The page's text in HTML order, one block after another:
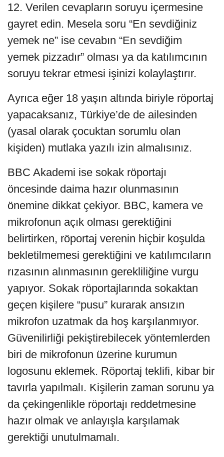
12. Verilen cevapların soruyu içermesine
gayret edin. Mesela soru “En sevdiğiniz
yemek ne” ise cevabın “En sevdiğim
yemek pizzadır” olması ya da katılımcının
soruyu tekrar etmesi işinizi kolaylaştırır.
Ayrıca eğer 18 yaşın altında biriyle röportaj
yapacaksanız, Türkiye’de de ailesinden
(yasal olarak çocuktan sorumlu olan
kişiden) mutlaka yazılı izin almalısınız.
BBC Akademi ise sokak röportajı
öncesinde daima hazır olunmasının
önemine dikkat çekiyor. BBC, kamera ve
mikrofonun açık olması gerektiğini
belirtirken, röportaj verenin hiçbir koşulda
bekletilmemesi gerektiğini ve katılımcıların
rızasının alınmasının gerekliliğine vurgu
yapıyor. Sokak röportajlarında sokaktan
geçen kişilere “pusu” kurarak ansızın
mikrofon uzatmak da hoş karşılanmıyor.
Güvenilirliği pekiştirebilecek yöntemlerden
biri de mikrofonun üzerine kurumun
logosunu eklemek. Röportaj teklifi, kibar bir
tavırla yapılmalı. Kişilerin zaman sorunu ya
da çekingenlikle röportajı reddetmesine
hazır olmak ve anlayışla karşılamak
gerektiği unutulmamalı.